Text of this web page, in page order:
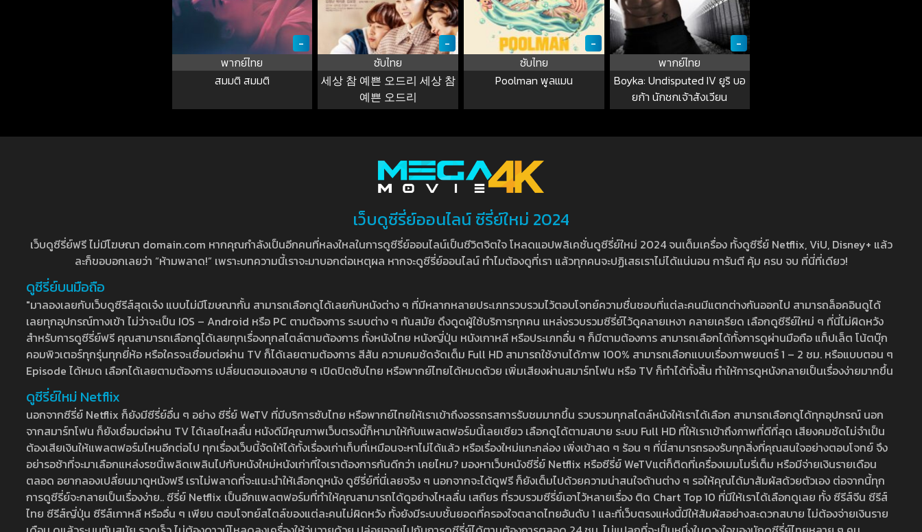
-
พากย์ไทย
สมมติ สมมติ
-
ซับไทย
세상 참 예쁜 오드리 세상 참
예쁜 오드리
-
ซับไทย
Poolman พูลแมน
-
พากย์ไทย
Boyka: Undisputed IV ยูริ บอ
ยก้า นักชกเจ้าสังเวียน
เว็บดูซีรี่ย์ออนไลน์ ซีรี่ย์ใหม่ 2024
เว็บดูซีรี่ย์ฟรี ไม่มีโฆษณา domain.com หากคุณกำลังเป็นอีกคนที่หลงใหลในการดูซีรี่ย์ออนไลน์เป็นชีวิตจิตใจ โหลดแอปพลิเคชั่นดูซีรี่ย์ใหม่ 2024 จนเต็มเครื่อง ทั้งดูซีรี่ย์ Netflix, ViU, Disney+ แล้ว
ละก็ขอบอกเลยว่า “ห้ามพลาด!” เพราะบทความนี้เราจะมาบอกต่อเหตุผล หากจะดูซีรี่ย์ออนไลน์ ทำไมต้องดูที่เรา แล้วทุกคนจะปฏิเสธเราไม่ได้แน่นอน การันตี คุ้ม ครบ จบ ที่นี่ที่เดียว!
ดูซีรี่ย์บนมือถือ
"มาลองเลยกับเว็บดูซีรีส์สุดเจ๋ง แบบไม่มีโฆษณากั้น สามารถเลือกดูได้เลยกับหนังต่าง ๆ ที่มีหลากหลายประเภทรวบรวมไว้ตอบโจทย์ความชื่นชอบที่แต่ละคนมีแตกต่างกันออกไป สามารถล็อคอินดูได้
เลยทุกอุปกรณ์ทางเข้า ไม่ว่าจะเป็น IOS – Android หรือ PC ตามต้องการ ระบบต่าง ๆ ทันสมัย ดึงดูดผู้ใช้บริการทุกคน แหล่งรวบรวมซีรี่ย์ไว้ดูคลายเหงา คลายเครียด เลือกดูซีรีย์ใหม่ ๆ ที่นี่ไม่ผิดหวัง
สำหรับการดูซีรี่ย์ฟรี คุณสามารถเลือกดูได้เลยทุกเรื่องทุกสไตล์ตามต้องการ ทั้งหนังไทย หนังญี่ปุ่น หนังเกาหลี หรือประเภทอื่น ๆ ก็มีตามต้องการ สามารถเลือกได้ทั้งการดูผ่านมือถือ แท็ปเล็ต โน้ตบุ๊ก
คอมพิวเตอร์ทุกรุ่นทุกยี่ห้อ หรือใครจะเชื่อมต่อผ่าน TV ก็ได้เลยตามต้องการ สีสัน ความคมชัดจัดเต็ม Full HD สามารถใช้งานได้ภาพ 100% สามารถเลือกแบบเรื่องภาพยนตร์ 1 – 2 ชม. หรือแบบตอน ๆ
Episode ได้หมด เลือกได้เลยตามต้องการ เปลี่ยนตอนเองสบาย ๆ เปิดปิดซับไทย หรือพากย์ไทยได้หมดด้วย เพิ่มเสียงผ่านสมาร์ทโฟน หรือ TV ก็ทำได้ทั้งสิ้น ทำให้การดูหนังกลายเป็นเรื่องง่ายมากขึ้น
ดูซีรี่ย์ใหม่ Netflix
นอกจากซีรี่ย์ Netflix ก็ยังมีซีรี่ย์อื่น ๆ อย่าง ซีรี่ย์ WeTV ที่มีบริการซับไทย หรือพากย์ไทยให้เราเข้าถึงอรรถรสการรับชมมากขึ้น รวบรวมทุกสไตล์หนังให้เราได้เลือก สามารถเลือกดูได้ทุกอุปกรณ์ นอก
จากสมาร์ทโฟน ก็ยังเชื่อมต่อผ่าน TV ได้เลยไหลลื่น หนังดีมีคุณภาพเว็บตรงนี้ก็หามาให้กับแพลตฟอร์มนี้เลยเชียว เลือกดูได้ตามสบาย ระบบ Full HD ที่ให้เราเข้าถึงภาพที่ดีที่สุด เสียงคมชัดไม่จำเป็น
ต้องเสียเงินให้แพลตฟอร์มไหนอีกต่อไป ทุกเรื่องเว็บนี้จัดให้ได้ทั้งเรื่องเก่าเก็บที่เหมือนจะหาไม่ได้แล้ว หรือเรื่องใหม่แกะกล่อง เพิ่งเข้าสด ๆ ร้อน ๆ ที่นี่สามารถรองรับทุกสิ่งที่คุณสนใจอย่างตอบโจทย์ จึง
อย่ารอช้าที่จะมาเลือกแหล่งรชนี้เพลิดเพลินไปกับหนังใหม่หนังเก่าที่ใจเราต้องการกันดีกว่า เคยไหม? มองหาเว็บหนังซีรี่ย์ Netflix หรือซีรี่ย์ WeTVแต่ก็ติดที่เครื่องเมมโมรี่เต็ม หรือมีจ่ายเงินรายเดือน
ตลอด อยากลองเปลี่ยนมาดูหนังฟรี เราไม่พลาดที่จะแนะนำให้เลือกดูหนัง ดูซีรี่ย์ที่นี่เลยจริง ๆ นอกจากจะได้ดูฟรี ก็ยังเต็มไปด้วยความน่าสนใจด้านต่าง ๆ รอให้คุณได้มาสัมผัสด้วยตัวเอง ต่อจากนี้ทุก
การดูซีรี่ย์จะกลายเป็นเรื่องง่าย.. ซีรี่ย์ Netflix เป็นอีกแพลตฟอร์มที่ทำให้คุณสามารถได้ดูอย่างไหลลื่น เสถียร ที่รวบรวมซีรี่ย์เอาไว้หลายเรื่อง ติด Chart Top 10 ที่มีให้เราได้เลือกดูเลย ทั้ง ซีรีส์จีน ซีรีส์
ไทย ซีรีส์ญี่ปุ่น ซีรีส์เกาหลี หรืออื่น ๆ เพียบ ตอบโจทย์สไตล์ของแต่ละคนไม่ผิดหวัง ทั้งยังมีระบบชั้นยอดที่ครองใจตลาดไทยอันดับ 1 และที่เว็บตรงแห่งนี้มีให้สัมผัสอย่างสะดวกสบาย ไม่ต้องจ่ายเงินราย